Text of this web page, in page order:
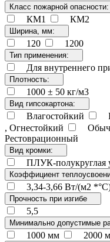
Класс пожарной опасности:
КМ1 КМ2
Ширина, мм:
120 1200
Тип применения:
Для внутреннего
Плотность:
1000 ± 50 кг/м3
Вид гипсокартона:
Влагостойкий
, Огнестойкий
Рестоврационный
Вид кромки:
ПЛУК-полукруглая
Коэффициент
3,34-3,66 Вт/(м2
Прочность при изгибе
5,5
Минимально допустимые
1000 мм 2000